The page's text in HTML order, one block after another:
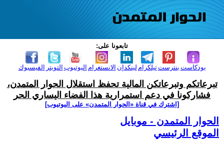
تابعونا على:
الفيسبوك التويتر اليوتيوب الانستغرام لينكدإن تيلكرامبنترست بودكاست
تبرعاتكم وتبرعاتكن المالية تحفظ استقلال الحوار المتمدن،
فشاركونا في دعم استمرارية هذا الفضاء اليساري الحر
[اشترك في قناة ‫«الحوار المتمدن» على اليوتيوب]
الحوار المتمدن - موبايل
الموقع الرئيسي